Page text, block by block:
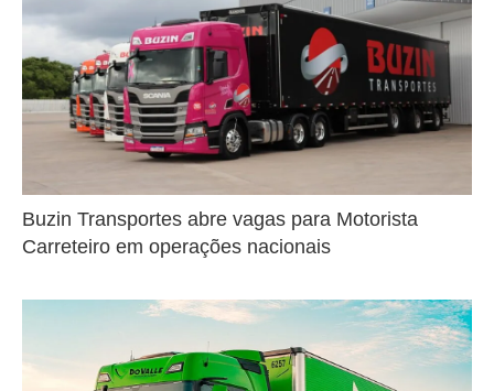
Buzin Transportes abre vagas para Motorista
Carreteiro em operações nacionais